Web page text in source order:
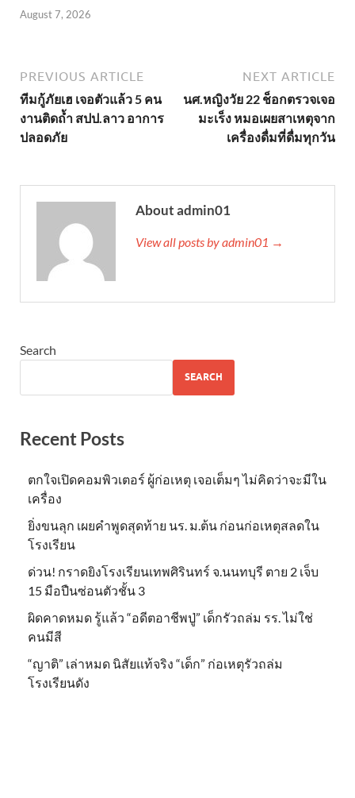
August 7, 2026
PREVIOUS ARTICLE
ทีมกู้ภัยเฮ เจอตัวแล้ว 5 คน
งานติดถ้ำ สปป.ลาว อาการ
ปลอดภัย
NEXT ARTICLE
นศ.หญิงวัย 22 ช็อกตรวจเจอ
มะเร็ง หมอเผยสาเหตุจาก
เครื่องดื่มที่ดื่มทุกวัน
About admin01
View all posts by admin01 →
Search
SEARCH
Recent Posts
ตกใจเปิดคอมพิวเตอร์ ผู้ก่อเหตุ เจอเต็มๆ ไม่คิดว่าจะมีใน
เครื่อง
ยิ่งขนลุก เผยคำพูดสุดท้าย นร. ม.ต้น ก่อนก่อเหตุสลดใน
โรงเรียน
ด่วน! กราดยิงโรงเรียนเทพศิรินทร์ จ.นนทบุรี ตาย 2 เจ็บ
15 มือปืนซ่อนตัวชั้น 3
ผิดคาดหมด รู้แล้ว “อดีตอาชีพปู่” เด็กรัวถล่ม รร. ไม่ใช่
คนมีสี
“ญาติ” เล่าหมด นิสัยแท้จริง “เด็ก” ก่อเหตุรัวถล่ม
โรงเรียนดัง